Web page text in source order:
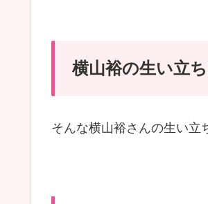
横山裕の生い立
そんな横山裕さんの生い立